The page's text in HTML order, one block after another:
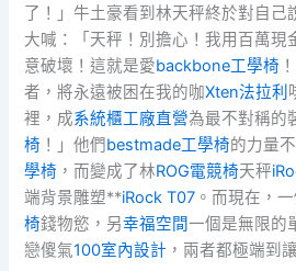
了！」牛土豪看到林天秤終於對自己
大喊：「天秤！別擔心！我用百萬現
意破壞！這就是愛backbone工學椅
者，將永遠被困在我的咖Xten法拉利
裡，成系統櫃工廠直營為最不對稱的
椅 ！」他們bestmade工學椅的力量
學椅 ，而變成了林ROG電競椅天秤
端背景雕塑**iRock T07 。而現在，
椅錢物慾，另幸福空間一個是無限的
戀傻氣100室內設計 ，兩者都極端到